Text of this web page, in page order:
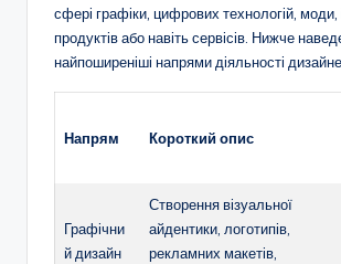
сфері графіки, цифрових технологій, моди,
продуктів або навіть сервісів. Нижче
найпоширеніші напрями діяльності
Напрям Короткий опис
Графічни
й дизайн
Створення візуальної
айдентики, логотипів,
рекламних макетів,